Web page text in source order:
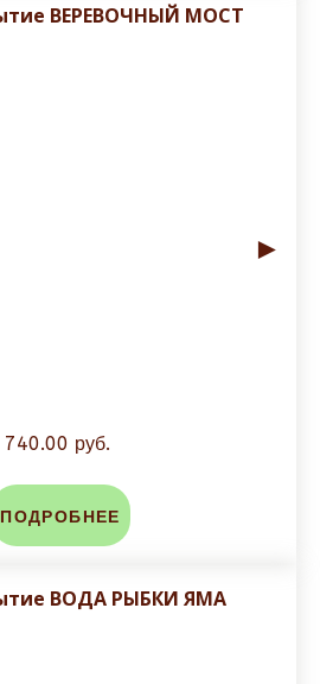
ВЕРЕВОЧНЫЙ МОСТ
►
740.00 руб.
ПОДРОБНЕЕ
ВОДА РЫБКИ ЯМА